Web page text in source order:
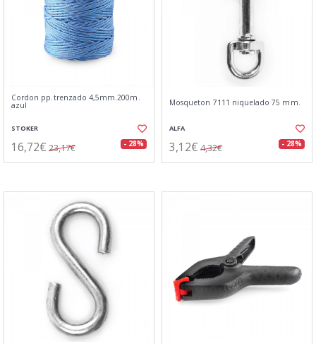
Cordon pp.trenzado 4,5mm.200m.
azul
STOKER
16,72€ 23,17€ - 28%
Mosqueton 7111 niquelado 75 mm.
ALFA
3,12€ 4,32€ - 28%